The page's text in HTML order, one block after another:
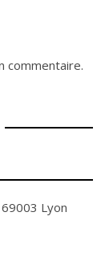
commentaire.
Lyon